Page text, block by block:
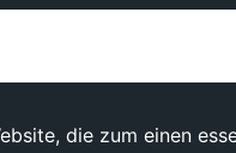
die zum einen